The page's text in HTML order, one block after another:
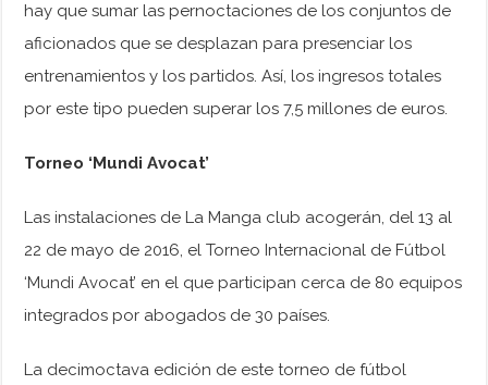
hay que sumar las pernoctaciones de los conjuntos de
aficionados que se desplazan para presenciar los
entrenamientos y los partidos. Así, los ingresos totales
por este tipo pueden superar los 7,5 millones de euros.
Torneo ‘Mundi Avocat’
Las instalaciones de La Manga club acogerán, del 13 al
22 de mayo de 2016, el Torneo Internacional de Fútbol
‘Mundi Avocat’ en el que participan cerca de 80 equipos
integrados por abogados de 30 países.
La decimoctava edición de este torneo de fútbol